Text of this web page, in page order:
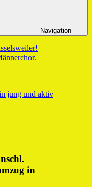
Navigation
jung und aktiv
in